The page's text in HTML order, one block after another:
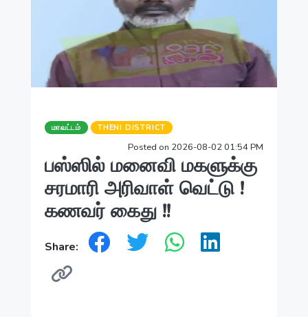
மாவட்டம் THENI DISTRICT
Posted on 2026-08-02 01:54 PM
பஸ்ஸில் மனைவி மகளுக்கு
சரமாரி அரிவாள் வெட்டு !
கணவர் கைது !!
Share: